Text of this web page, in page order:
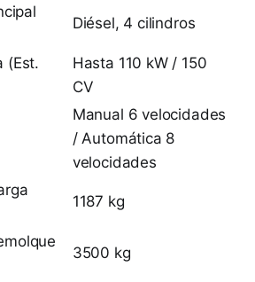
Diésel, 4 cilindros
(Est.
Hasta 110 kW / 150
CV
Manual 6 velocidades
/ Automática 8
velocidades
1187 kg
3500 kg